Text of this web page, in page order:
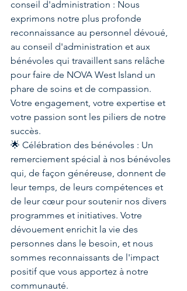
conseil d'administration : Nous
exprimons notre plus profonde
reconnaissance au personnel dévoué,
au conseil d'administration et aux
bénévoles qui travaillent sans relâche
pour faire de NOVA West Island un
phare de soins et de compassion.
Votre engagement, votre expertise et
votre passion sont les piliers de notre
succès.
🌟 Célébration des bénévoles : Un
remerciement spécial à nos bénévoles
qui, de façon généreuse, donnent de
leur temps, de leurs compétences et
de leur cœur pour soutenir nos divers
programmes et initiatives. Votre
dévouement enrichit la vie des
personnes dans le besoin, et nous
sommes reconnaissants de l'impact
positif que vous apportez à notre
communauté.